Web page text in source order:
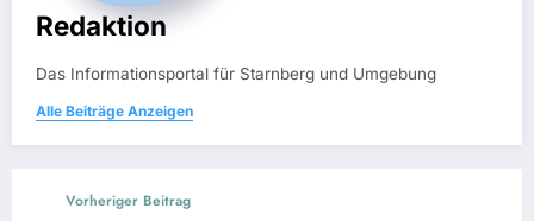
Redaktion
Das Informationsportal für Starnberg und Umgebung
Alle Beiträge Anzeigen
Vorheriger Beitrag